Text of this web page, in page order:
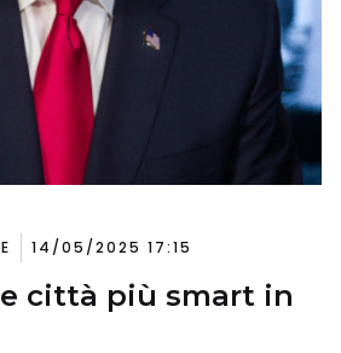
14/05/2025 17:15
città più smart in